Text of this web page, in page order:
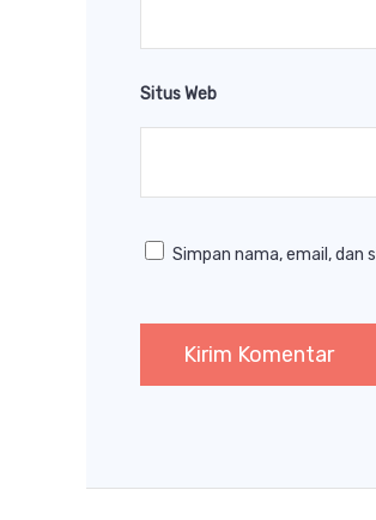
Situs Web
Simpan nama, email, dan